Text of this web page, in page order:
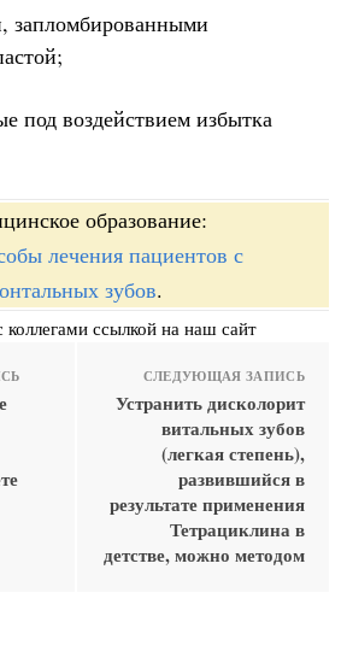
запломбированными
под воздействием избытка
образование:
лечения пациентов с
зубов.
коллегами ссылкой на наш сайт
СЛЕДУЮЩАЯ ЗАПИСЬ
Устранить дисколорит
витальных зубов
(легкая степень),
развившийся в
результате применения
Тетрациклина в
детстве, можно методом